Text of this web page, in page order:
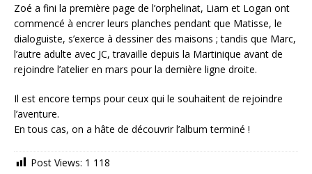
Zoé a fini la première page de l’orphelinat, Liam et Logan ont
commencé à encrer leurs planches pendant que Matisse, le
dialoguiste, s’exerce à dessiner des maisons ; tandis que Marc,
l’autre adulte avec JC, travaille depuis la Martinique avant de
rejoindre l’atelier en mars pour la dernière ligne droite.
Il est encore temps pour ceux qui le souhaitent de rejoindre
l’aventure.
En tous cas, on a hâte de découvrir l’album terminé !
Post Views: 1 118